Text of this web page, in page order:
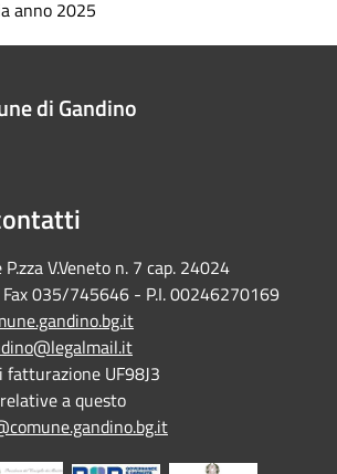
anno 2025
di Gandino
V.Veneto n. 7 cap. 24024
035/745646 - P.I. 00246270169
fatturazione UF98J3
a questo